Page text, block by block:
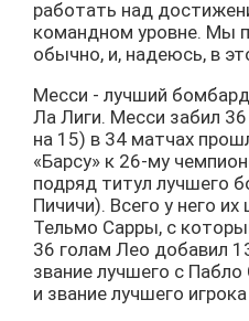
работать над
командном уровне. Мы
обычно, и, надеюсь, в
Месси - лучший
Ла Лиги. Месси забил
на 15) в 34 матчах
«Барсу» к 26-му
подряд титул лучшего
Пичичи). Всего у него
Тельмо Сарры, с
36 голам Лео добавил
звание лучшего с Пабло
и звание лучшего